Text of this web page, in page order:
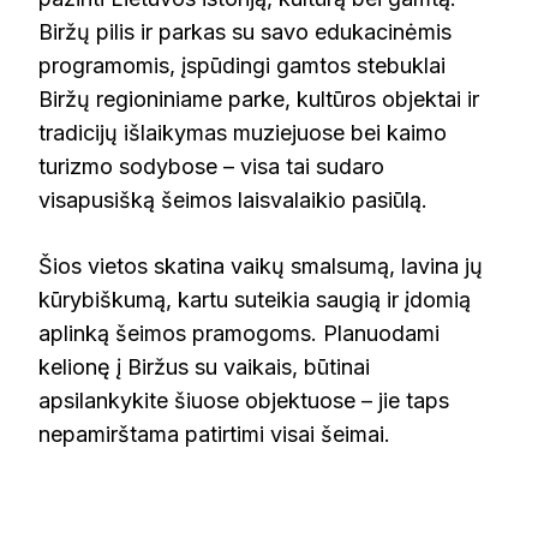
Biržų pilis ir parkas su savo edukacinėmis
programomis, įspūdingi gamtos stebuklai
Biržų regioniniame parke, kultūros objektai ir
tradicijų išlaikymas muziejuose bei kaimo
turizmo sodybose – visa tai sudaro
visapusišką šeimos laisvalaikio pasiūlą.
Šios vietos skatina vaikų smalsumą, lavina jų
kūrybiškumą, kartu suteikia saugią ir įdomią
aplinką šeimos pramogoms. Planuodami
kelionę į Biržus su vaikais, būtinai
apsilankykite šiuose objektuose – jie taps
nepamirštama patirtimi visai šeimai.